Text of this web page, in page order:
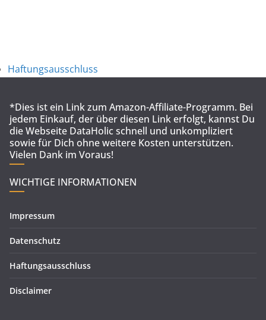
Haftungsausschluss
*Dies ist ein Link zum Amazon-Affiliate-Programm. Bei
jedem Einkauf, der über diesen Link erfolgt, kannst Du
die Webseite DataHolic schnell und unkompliziert
sowie für Dich ohne weitere Kosten unterstützen.
Vielen Dank im Voraus!
WICHTIGE INFORMATIONEN
Impressum
Datenschutz
Haftungsausschluss
Disclaimer